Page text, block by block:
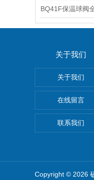
关于我们
关于我们
在线留言
联系我们
Copyright © 2026